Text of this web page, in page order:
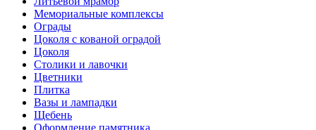
Мемориальные комплексы
Ограды
Цоколя с кованой оградой
Цоколя
Столики и лавочки
Цветники
Плитка
Вазы и лампадки
Щебень